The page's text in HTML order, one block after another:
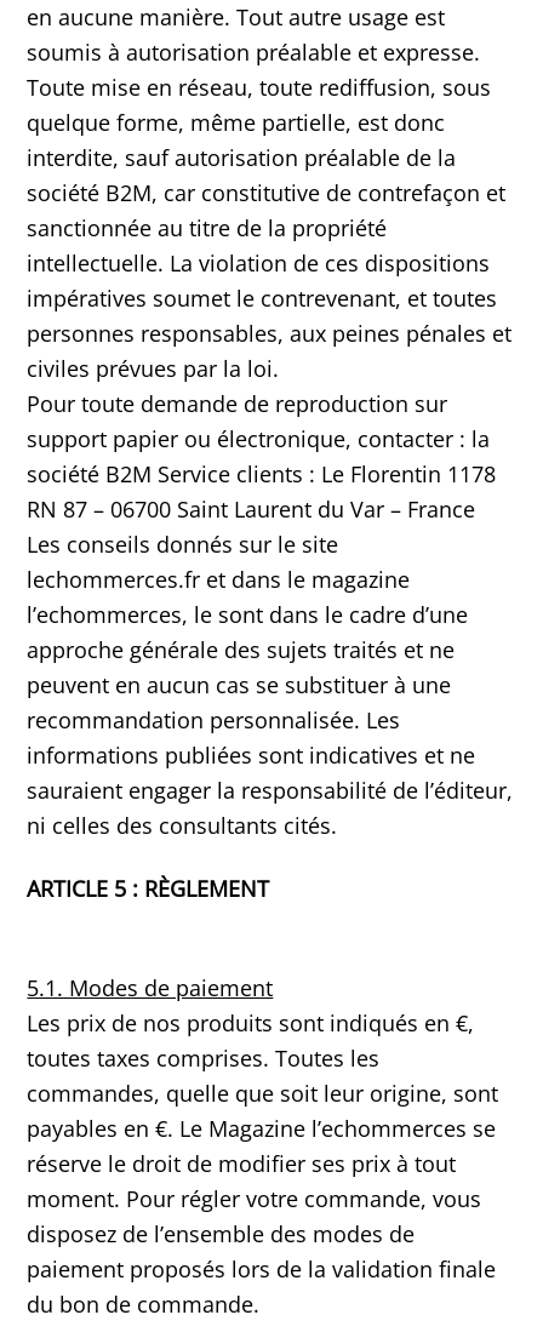
en aucune manière. Tout autre usage est
soumis à autorisation préalable et expresse.
Toute mise en réseau, toute rediffusion, sous
quelque forme, même partielle, est donc
interdite, sauf autorisation préalable de la
société B2M, car constitutive de contrefaçon et
sanctionnée au titre de la propriété
intellectuelle. La violation de ces dispositions
impératives soumet le contrevenant, et toutes
personnes responsables, aux peines pénales et
civiles prévues par la loi.
Pour toute demande de reproduction sur
support papier ou électronique, contacter : la
société B2M Service clients : Le Florentin 1178
RN 87 – 06700 Saint Laurent du Var – France
Les conseils donnés sur le site
lechommerces.fr et dans le magazine
l’echommerces, le sont dans le cadre d’une
approche générale des sujets traités et ne
peuvent en aucun cas se substituer à une
recommandation personnalisée. Les
informations publiées sont indicatives et ne
sauraient engager la responsabilité de l’éditeur,
ni celles des consultants cités.
ARTICLE 5 : RÈGLEMENT
5.1. Modes de paiement
Les prix de nos produits sont indiqués en €,
toutes taxes comprises. Toutes les
commandes, quelle que soit leur origine, sont
payables en €. Le Magazine l’echommerces se
réserve le droit de modifier ses prix à tout
moment. Pour régler votre commande, vous
disposez de l’ensemble des modes de
paiement proposés lors de la validation finale
du bon de commande.